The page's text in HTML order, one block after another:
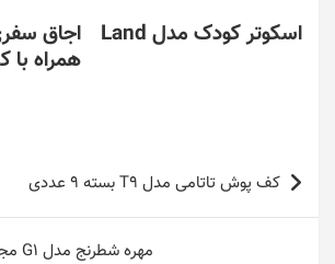
اسکوتر کودک مدل Land
همراه با
راهبری
نوشتهکف پوش تاتامی مدل T9 بسته 9 عددی
مهره شطرنج مدل G1 مجموعه 32 عددی